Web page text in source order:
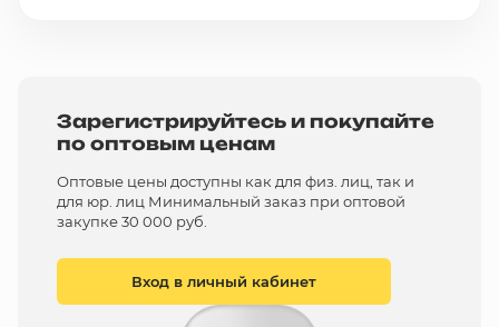
Зарегистрируйтесь и покупайте
по оптовым ценам
Оптовые цены доступны как для физ. лиц, так и
для юр. лиц Минимальный заказ при оптовой
закупке 30 000 руб.
Вход в личный кабинет